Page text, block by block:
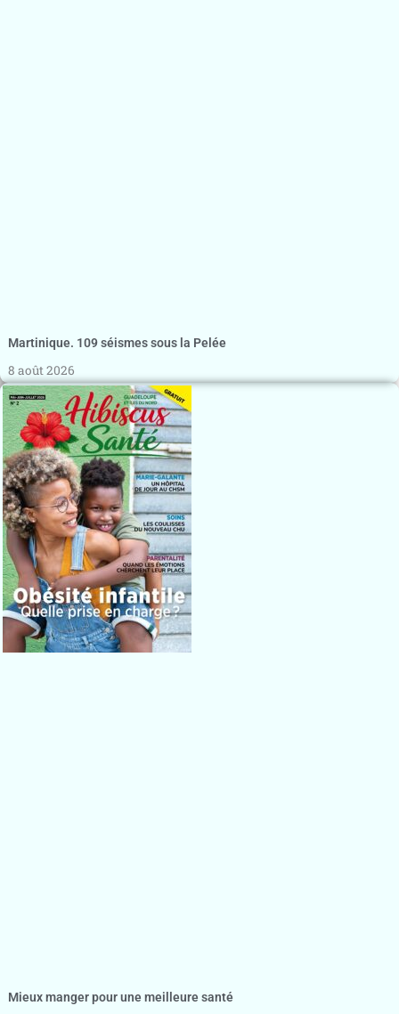
Martinique. 109 séismes sous la Pelée
8 août 2026
Mieux manger pour une meilleure santé